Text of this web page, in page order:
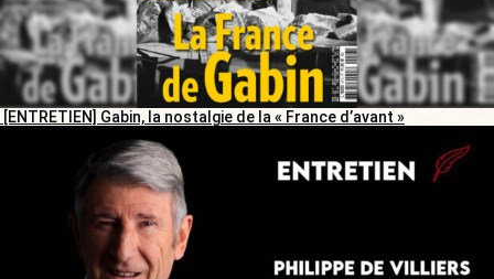
[ENTRETIEN] Gabin, la nostalgie de la « France d’avant »